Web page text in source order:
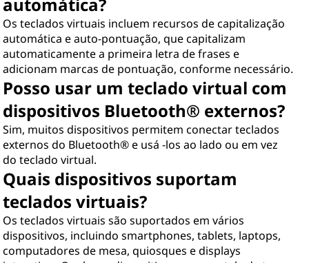
Os teclados virtuais incluem recursos de capitalização
automática e auto-pontuação, que capitalizam
automaticamente a primeira letra de frases e
adicionam marcas de pontuação, conforme necessário.
Posso usar um teclado virtual com
dispositivos Bluetooth® externos?
Sim, muitos dispositivos permitem conectar teclados
externos do Bluetooth® e usá -los ao lado ou em vez
do teclado virtual.
Quais dispositivos suportam
teclados virtuais?
Os teclados virtuais são suportados em vários
dispositivos, incluindo smartphones, tablets, laptops,
computadores de mesa, quiosques e displays